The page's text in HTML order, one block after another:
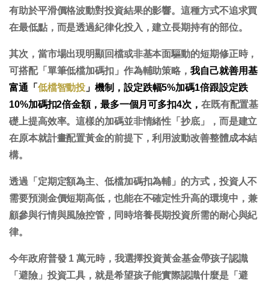
有助於平滑價格波動對投資結果的影響。這種方式不追求買
在最低點，而是透過紀律化投入，建立長期持有的部位。
其次，當市場出現明顯回檔或非基本面驅動的短期修正時，
可搭配「單筆低檔加碼扣」作為輔助策略，我自己就善用基
富通「 低檔智動投 」機制，設定跌幅5%加碼1倍跟設定跌
10%加碼扣2倍金額，最多一個月可多扣4次， 在既有配置基
礎上提高效率。這樣的加碼並非情緒性「抄底」，而是建立
在原本就計畫配置黃金的前提下，利用波動改善整體成本結
構。
透過「定期定額為主、低檔加碼扣為輔」的方式，投資人不
需要預測金價短期高低，也能在不確定性升高的環境中， 兼
顧參與行情與風險控管 ，同時培養長期投資所需的耐心與紀
律。
今年政府普發 1 萬元時，我選擇投資黃金基金帶孩子認識
「避險」投資工具，就是希望孩子能實際認識什麼是「避